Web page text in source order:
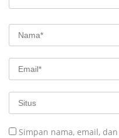
Simpan nama, email,